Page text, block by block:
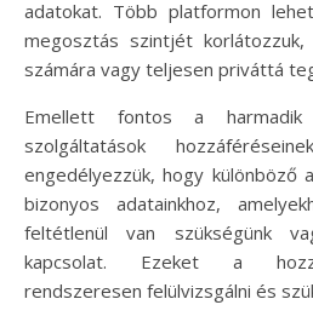
adatokat. Több platformon
megosztás szintjét korlátozzuk,
számára vagy teljesen priváttá
Emellett fontos a
szolgáltatások
engedélyezzük, hogy különböző
bizonyos adatainkhoz,
feltétlenül van szükségünk
kapcsolat. Ezeket a
rendszeresen felülvizsgálni és